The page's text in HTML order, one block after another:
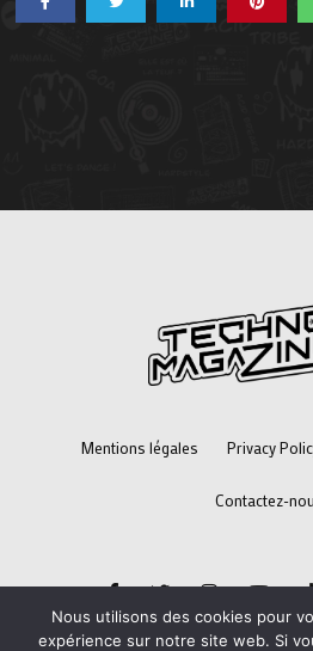
Mentions légales Privacy
Contactez-
Nous utilisons des cookies pour
expérience sur notre site web. Si